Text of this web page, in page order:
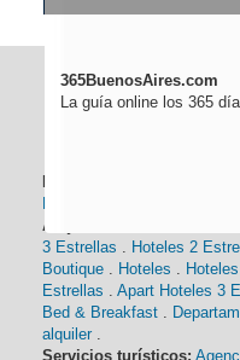
365BuenosAires.com
La guía online los 365
Alojamiento:
3 Estrellas
Hoteles 2
Boutique
Hoteles
Estrellas
Apart Hoteles 3
Bed & Breakfast
alquiler
Servicios turísticos: